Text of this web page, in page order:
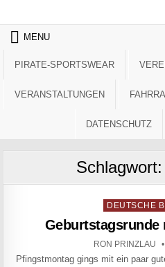
MENU
PIRATE-SPORTSWEAR
VERANSTALTUNGEN
DATENSCHUTZ
Schlagwort:
Posted in
DEUTSCHE
Geburtstagsrunde
AUTHOR:
RON PRINZLAU
Pfingstmontag gings mit ein paar